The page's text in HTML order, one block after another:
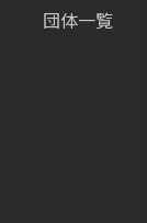
団体一覧